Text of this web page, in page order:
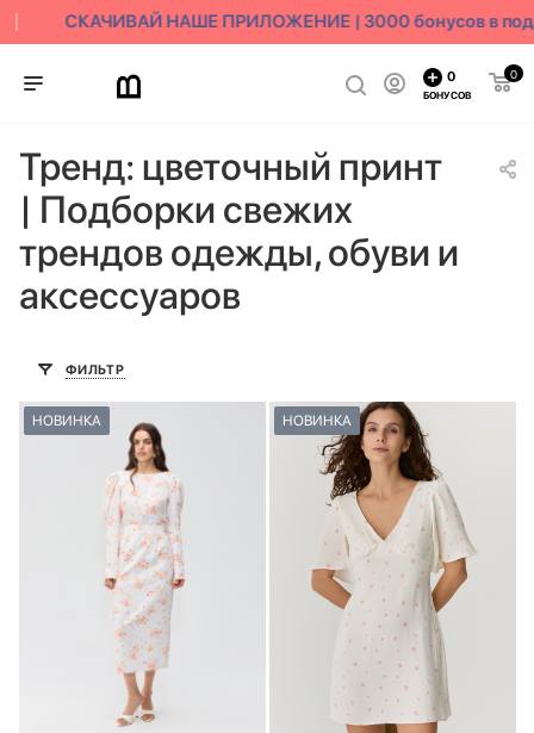
СКАЧИВАЙ НАШЕ ПРИЛОЖЕНИЕ | 3000 бонусов в
0
0
БОНУСОВ
Тренд: цветочный принт
| Подборки свежих
трендов одежды, обуви и
аксессуаров
ФИЛЬТР
НОВИНКА НОВИНКА